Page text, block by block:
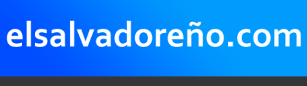
contenido